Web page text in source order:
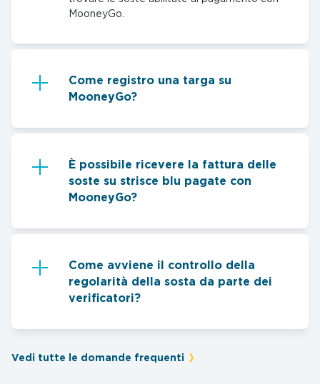
MooneyGo.
Come registro una targa su
MooneyGo?
È possibile ricevere la fattura delle
soste su strisce blu pagate con
MooneyGo?
Come avviene il controllo della
regolarità della sosta da parte dei
verificatori?
Vedi tutte le domande frequenti